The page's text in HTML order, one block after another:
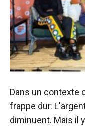
Dans un contexte
frappe dur.
diminuent. Mais il